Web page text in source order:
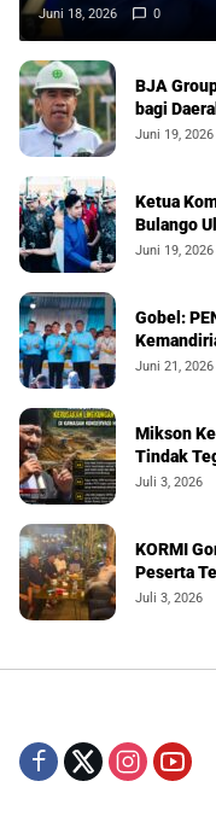
Juni 18, 2026 0
BJA
bagi
Juni 19, 2026
Ketua
Bulango
Juni 19, 2026
Gobel:
Juni 21, 2026
Mikson
Tindak
Juli 3, 2026
KORMI
Peserta
Juli 3, 2026